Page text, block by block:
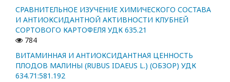
СРАВНИТЕЛЬНОЕ ИЗУЧЕНИЕ ХИМИЧЕСКОГО СОСТАВА
И АНТИОКСИДАНТНОЙ АКТИВНОСТИ КЛУБНЕЙ
СОРТОВОГО КАРТОФЕЛЯ УДК 635.21
784
ВИТАМИННАЯ И АНТИОКСИДАНТНАЯ ЦЕННОСТЬ
ПЛОДОВ МАЛИНЫ (RUBUS IDAEUS L.) (ОБЗОР) УДК
634.71:581.192